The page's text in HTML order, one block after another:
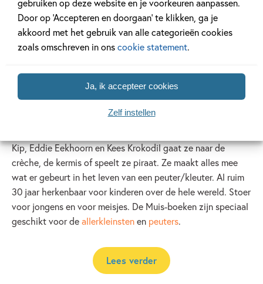
Door op ‘Accepteren en doorgaan’ te klikken, ga je
akkoord met het gebruik van alle categorieën cookies
zoals omschreven in onscookie statement.
Ja, ik accepteer cookies
Zelf instellen
Muis
Muis woont op de boerderij. Ze rijdt op haar tractor, voert
Kip, Eddie Eekhoorn en Kees Krokodil gaat ze naar de
crèche, de kermis of speelt ze piraat. Ze maakt alles mee
wat er gebeurt in het leven van een peuter/kleuter. Al ruim
30 jaar herkenbaar voor kinderen over de hele wereld. Stoer
voor jongens en voor meisjes. De Muis-boeken zijn speciaal
geschikt voor deallerkleinstenen peuters.
Lees verder